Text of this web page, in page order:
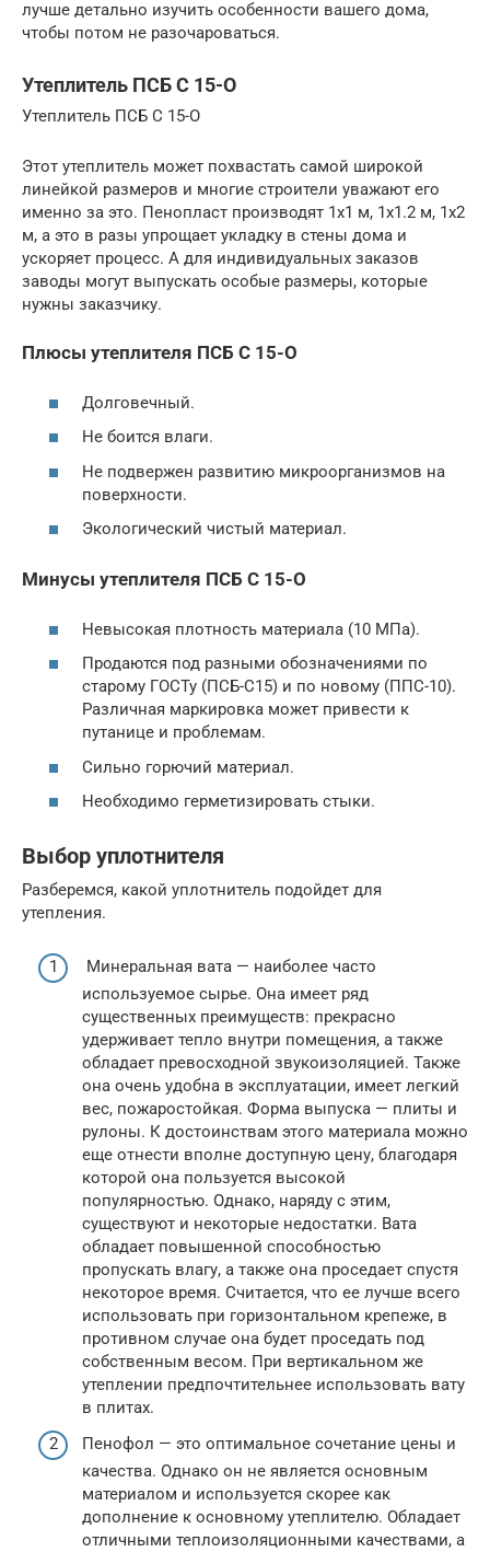
лучше детально изучить особенности вашего дома,
чтобы потом не разочароваться.
Утеплитель ПСБ С 15-О
Утеплитель ПСБ С 15-О
Этот утеплитель может похвастать самой широкой
линейкой размеров и многие строители уважают его
именно за это. Пенопласт производят 1х1 м, 1х1.2 м, 1х2
м, а это в разы упрощает укладку в стены дома и
ускоряет процесс. А для индивидуальных заказов
заводы могут выпускать особые размеры, которые
нужны заказчику.
Плюсы утеплителя ПСБ С 15-О
Долговечный.
Не боится влаги.
Не подвержен развитию микроорганизмов на
поверхности.
Экологический чистый материал.
Минусы утеплителя ПСБ С 15-О
Невысокая плотность материала (10 МПа).
Продаются под разными обозначениями по
старому ГОСТу (ПСБ-С15) и по новому (ППС-10).
Различная маркировка может привести к
путанице и проблемам.
Сильно горючий материал.
Необходимо герметизировать стыки.
Выбор уплотнителя
Разберемся, какой уплотнитель подойдет для
утепления.
Минеральная вата — наиболее часто
используемое сырье. Она имеет ряд
существенных преимуществ: прекрасно
удерживает тепло внутри помещения, а также
обладает превосходной звукоизоляцией. Также
она очень удобна в эксплуатации, имеет легкий
вес, пожаростойкая. Форма выпуска — плиты и
рулоны. К достоинствам этого материала можно
еще отнести вполне доступную цену, благодаря
которой она пользуется высокой
популярностью. Однако, наряду с этим,
существуют и некоторые недостатки. Вата
обладает повышенной способностью
пропускать влагу, а также она проседает спустя
некоторое время. Считается, что ее лучше всего
использовать при горизонтальном крепеже, в
противном случае она будет проседать под
собственным весом. При вертикальном же
утеплении предпочтительнее использовать вату
в плитах.
Пенофол — это оптимальное сочетание цены и
качества. Однако он не является основным
материалом и используется скорее как
дополнение к основному утеплителю. Обладает
отличными теплоизоляционными качествами, а